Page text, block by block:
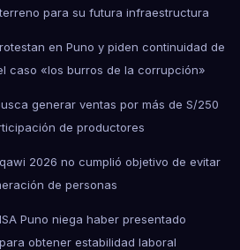
para su futura infraestructura
en Puno y piden continuidad de
caso «los burros de la corrupción»
generar ventas por más de S/250
de productores
2026 no cumplió objetivo de evitar
de personas
Puno niega haber presentado
obtener estabilidad laboral